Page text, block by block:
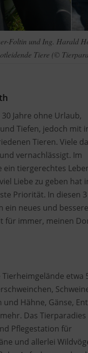
Foltin und Ing. Harald
Tiere (©
Jahre ohne Urlaub,
Tiefen, jedoch mit
Tieren. Viele
vernachlässigt. Im
tiergerechtes
Liebe zu geben hat
Priorität. In diesen 3
ein neues und
für immer, meinen
etwa
und Hähne, Gänse,
Das Tierparadies
Pflegestation für
und allerlei